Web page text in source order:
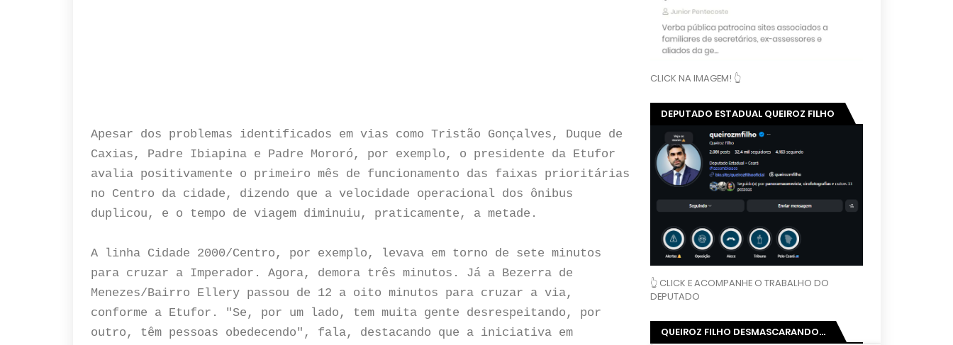
Apesar dos problemas identificados em vias como Tristão Gonçalves, Duque de
Caxias, Padre Ibiapina e Padre Mororó, por exemplo, o presidente da Etufor
avalia positivamente o primeiro mês de funcionamento das faixas prioritárias
no Centro da cidade, dizendo que a velocidade operacional dos ônibus
duplicou, e o tempo de viagem diminuiu, praticamente, a metade.
A linha Cidade 2000/Centro, por exemplo, levava em torno de sete minutos
para cruzar a Imperador. Agora, demora três minutos. Já a Bezerra de
Menezes/Bairro Ellery passou de 12 a oito minutos para cruzar a via,
conforme a Etufor. "Se, por um lado, tem muita gente desrespeitando, por
outro, têm pessoas obedecendo", fala, destacando que a iniciativa em
CLICK NA IMAGEM! 👆
DEPUTADO ESTADUAL QUEIROZ FILHO
👆 CLICK E ACOMPANHE O TRABALHO DO
DEPUTADO
QUEIROZ FILHO DESMASCARANDO...